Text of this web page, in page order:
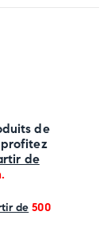
de
profitez
de
.
de 500